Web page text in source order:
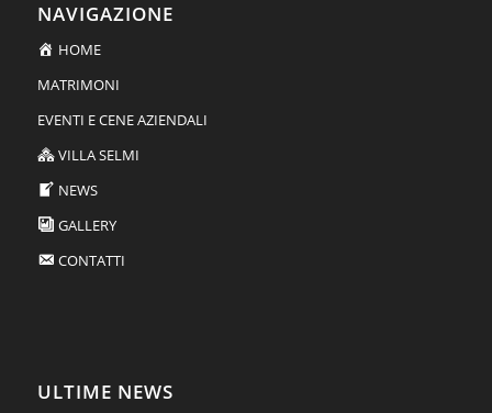
NAVIGAZIONE
HOME
MATRIMONI
EVENTI E CENE AZIENDALI
VILLA SELMI
NEWS
GALLERY
CONTATTI
ULTIME NEWS